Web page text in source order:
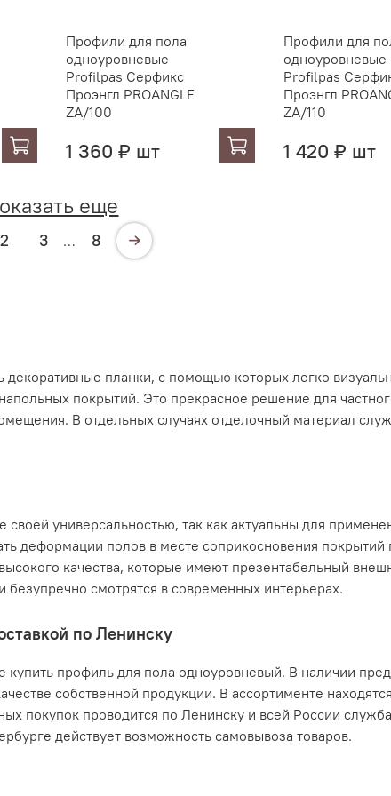
Профили для пола
одноуровневые
Profilpas Серфикс
Проэнгл PROANGLE
ZA/100
1 360 ₽ шт
Профили для
одноуровневые
Profilpas
Проэнгл
ZA/110
1 420 ₽ шт
еще
2 3 … 8
планки, с помощью которых легко
покрытий. Это прекрасное решение для
В отдельных случаях отделочный материал
универсальностью, так как актуальны для
деформации полов в месте соприкосновения покрытий
качества, которые имеют презентабельный
смотрятся в современных интерьерах.
по Ленинску
профиль для пола одноуровневый. В наличии
собственной продукции. В ассортименте
покупок проводится по Ленинску и всей России
действует возможность самовывоза товаров.